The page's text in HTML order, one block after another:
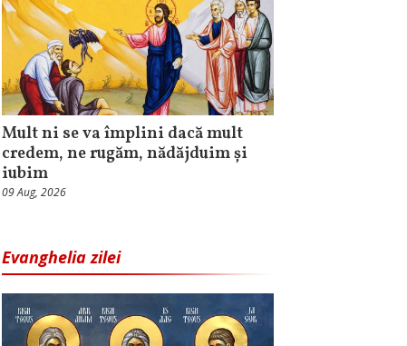
Mult ni se va împlini dacă mult
credem, ne rugăm, nădăjduim și
iubim
09 Aug, 2026
Evanghelia zilei